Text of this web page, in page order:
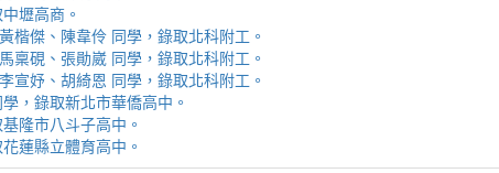
壢高商。
楷傑、陳韋伶 同學，錄取北科附工。
稟硯、張勛崴 同學，錄取北科附工。
宣妤、胡綺恩 同學，錄取北科附工。
，錄取新北市華僑高中。
隆市八斗子高中。
蓮縣立體育高中。